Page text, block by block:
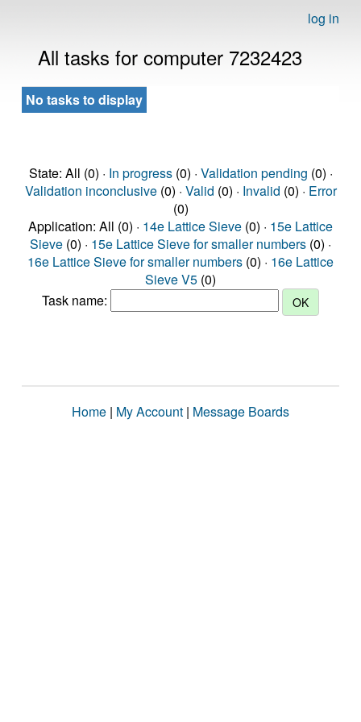
log in
All tasks for computer 7232423
No tasks to display
State: All (0) · In progress(0) · Validation pending (0) ·
Validation inconclusive(0) · Valid (0) · Invalid (0) · Error
(0)
Application: All (0) · 14e Lattice Sieve (0) · 15e Lattice
Sieve (0) · 15e Lattice Sieve for smaller numbers (0) ·
16e Lattice Sieve for smaller numbers (0) · 16e Lattice
Sieve V5 (0)
Task name:
Home | My Account | Message Boards